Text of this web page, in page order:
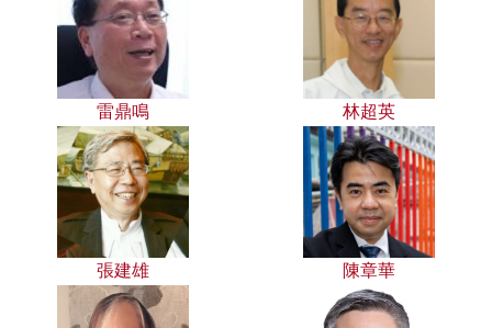
雷鼎鳴 林超英
張建雄 陳章華